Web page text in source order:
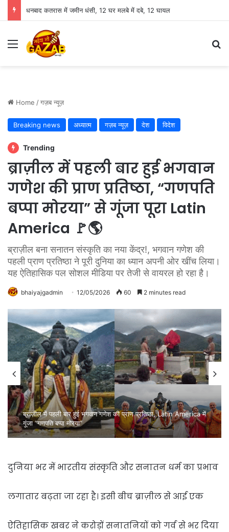
धनबाद कतरास में जमीन धंसी, 12 घर मलबे में दबे, 12 घायल
Menu
Home /गज़ब न्यूज़
Breaking news अध्यात्म गज़ब न्यूज़ देश विदेश
Trending
ब्राज़ील में पहली बार हुई भगवान
गणेश की प्राण प्रतिष्ठा, “गणपति
बप्पा मोरया” से गूंजा पूरा Latin
America 🚩🌎
ब्राज़ील बना सनातन संस्कृति का नया केंद्र!, भगवान गणेश की
पहली प्राण प्रतिष्ठा ने पूरी दुनिया का ध्यान अपनी ओर खींच लिया।
यह ऐतिहासिक पल सोशल मीडिया पर तेजी से वायरल हो रहा है।
bhaiyajgadmin 12/05/2026 60 2 minutes read
ब्राज़ील में पहली बार हुई भगवान गणेश की प्राण प्रतिष्ठा, Latin America में
गूंजा “गणपति बप्पा मोरया”
दुनिया भर में भारतीय संस्कृति और सनातन धर्म का प्रभाव
लगातार बढ़ता जा रहा है। इसी बीच ब्राज़ील से आई एक
ऐतिहासिक खबर ने करोड़ों सनातनियों को गर्व से भर दिया